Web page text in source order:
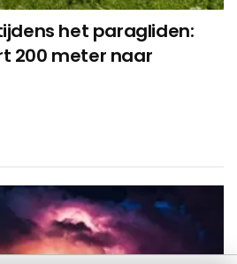
het paragliden:
200 meter naar